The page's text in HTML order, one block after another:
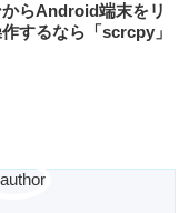
らAndroid端末をリ
するなら「scrcpy」